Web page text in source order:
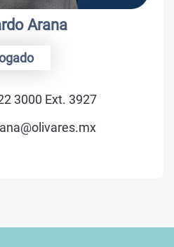
Arana
3000 Ext. 3927